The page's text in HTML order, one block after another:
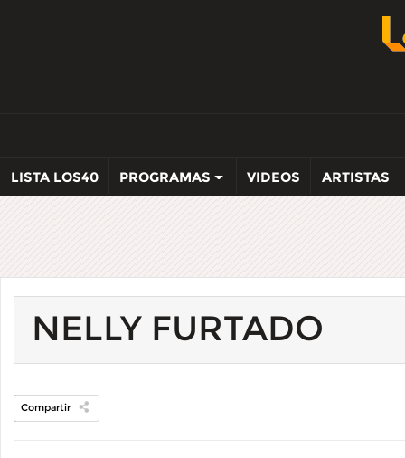
LISTA LOS40 PROGRAMAS VIDEOS ARTISTAS
NELLY FURTADO
Compartir